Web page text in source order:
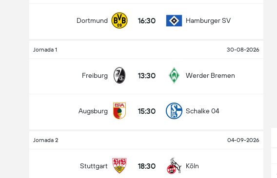
Dortmund 16:30 Hamburger SV
Jornada 1 30-08-2026
Freiburg 13:30 Werder Bremen
Augsburg 15:30 Schalke 04
Jornada 2 04-09-2026
Stuttgart 18:30 Köln